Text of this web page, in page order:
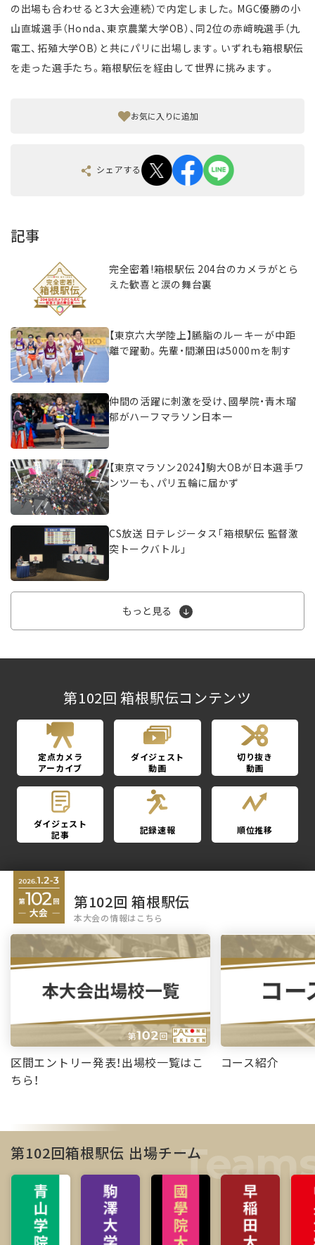
の出場も合わせると3大会連続）で内定しました。MGC優勝の小
山直城選手（Honda、東京農業大学OB）、同2位の赤﨑暁選手（九
電工、拓殖大学OB）と共にパリに出場します。いずれも箱根駅伝
を走った選手たち。箱根駅伝を経由して世界に挑みます。
お気に入りに追加
シェアする
記事
完全密着!箱根駅伝 204台のカメラがとら
えた歓喜と涙の舞台裏
【東京六大学陸上】臙脂のルーキーが中距
離で躍動。先輩・間瀬田は5000mを制す
仲間の活躍に刺激を受け、國學院・青木瑠
郁がハーフマラソン日本一
【東京マラソン2024】駒大OBが日本選手ワ
ンツーも、パリ五輪に届かず
CS放送 日テレジータス「箱根駅伝 監督激
突トークバトル」
もっと見る
第102回 箱根駅伝コンテンツ
定点カメラ
アーカイブ
ダイジェスト
動画
切り抜き
動画
ダイジェスト
記事
記録速報 順位推移
第102回 箱根駅伝
本大会の情報はこちら
区間エントリー発表！出場校一覧はこ
ちら！
コース紹介
第102回箱根駅伝 出場チーム